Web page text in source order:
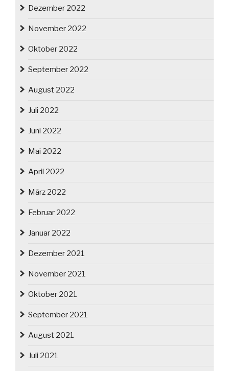
Dezember 2022
November 2022
Oktober 2022
September 2022
August 2022
Juli 2022
Juni 2022
Mai 2022
April 2022
März 2022
Februar 2022
Januar 2022
Dezember 2021
November 2021
Oktober 2021
September 2021
August 2021
Juli 2021